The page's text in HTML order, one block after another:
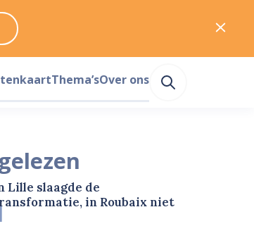
Lille slaagde de
in Roubaix niet
Thema’sOver ons